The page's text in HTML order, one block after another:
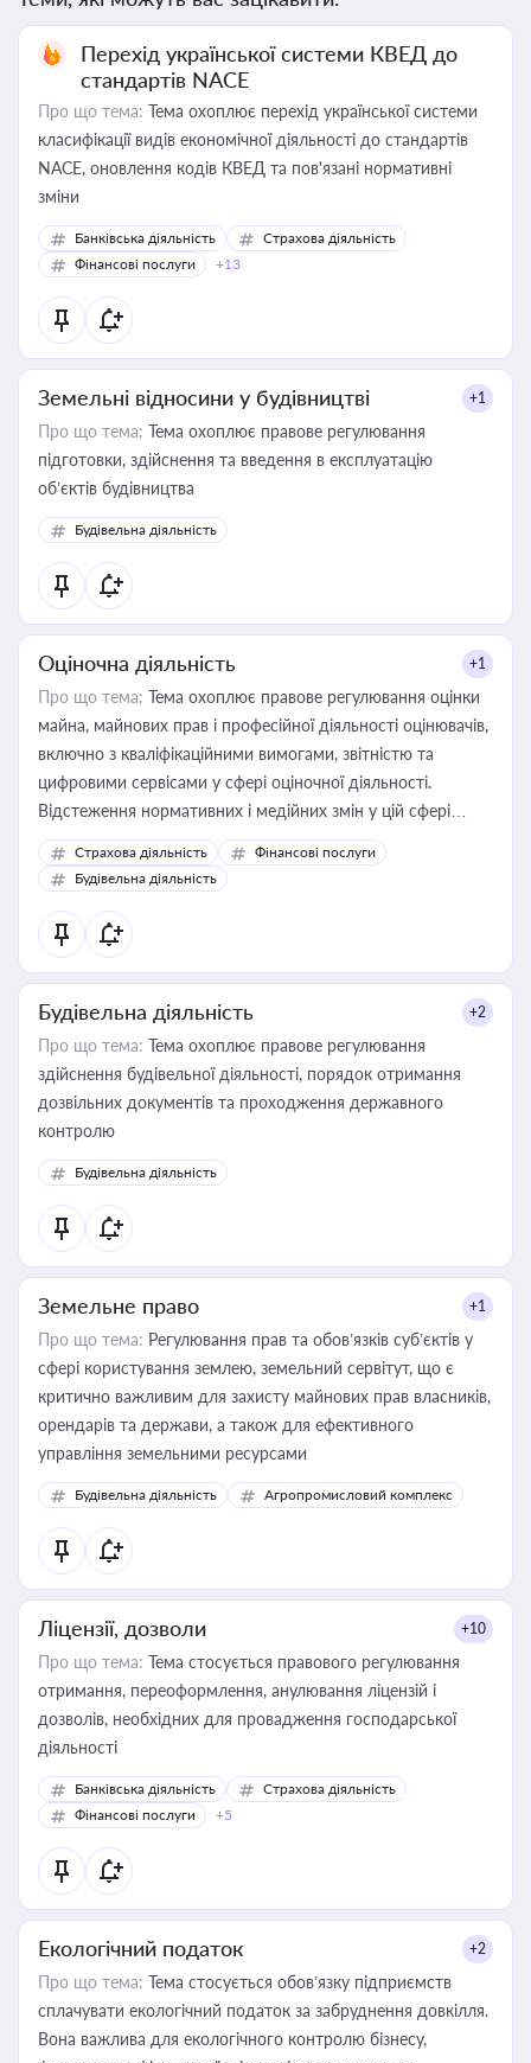
Перехід української системи КВЕД до
стандартів NACE
Про що тема: Тема охоплює перехід української системи
класифікації видів економічної діяльності до стандартів
NACE, оновлення кодів КВЕД та пов'язані нормативні
зміни
Банківська діяльність
Страхова діяльність
Фінансові послуги
+13
Земельні відносини у будівництві +1
Про що тема: Тема охоплює правове регулювання
підготовки, здійснення та введення в експлуатацію
об’єктів будівництва
Будівельна діяльність
Оціночна діяльність +1
Про що тема: Тема охоплює правове регулювання оцінки
майна, майнових прав і професійної діяльності оцінювачів,
включно з кваліфікаційними вимогами, звітністю та
цифровими сервісами у сфері оціночної діяльності.
Відстеження нормативних і медійних змін у цій сфері
корисне для власника бізнесу, керівника, юриста або
бухгалтера під час оподаткування, приватизації, оренди
державного майна, корпоративних угод і перевірки
статусу суб'єктів оціночної діяльності
Страхова діяльність
Фінансові послуги
Будівельна діяльність
Будівельна діяльність +2
Про що тема: Тема охоплює правове регулювання
здійснення будівельної діяльності, порядок отримання
дозвільних документів та проходження державного
контролю
Будівельна діяльність
Земельне право +1
Про що тема: Регулювання прав та обов’язків суб’єктів у
сфері користування землею, земельний сервітут, що є
критично важливим для захисту майнових прав власників,
орендарів та держави, а також для ефективного
управління земельними ресурсами
Будівельна діяльність Агропромисловий комплекс
Ліцензії, дозволи +10
Про що тема: Тема стосується правового регулювання
отримання, переоформлення, анулювання ліцензій і
дозволів, необхідних для провадження господарської
діяльності
Банківська діяльність
Страхова діяльність
Фінансові послуги
+5
Екологічний податок +2
Про що тема: Тема стосується обов’язку підприємств
сплачувати екологічний податок за забруднення довкілля.
Вона важлива для екологічного контролю бізнесу,